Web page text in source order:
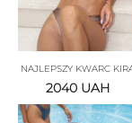
NAJLEPSZY KWARC
2040 UAH